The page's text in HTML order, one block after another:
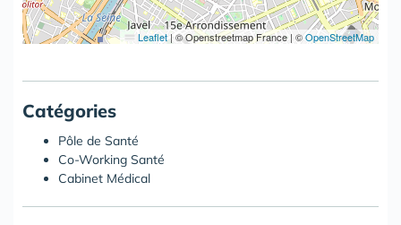
Leaflet |© Openstreetmap France | ©OpenStreetMap
Catégories
Pôle de Santé
Co-Working Santé
Cabinet Médical